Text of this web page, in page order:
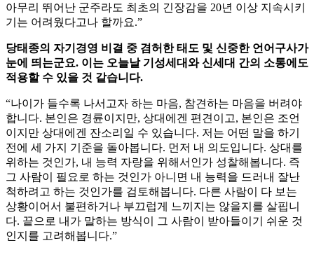
아무리 뛰어난 군주라도 최초의 긴장감을 20년 이상 지속시키
기는 어려웠다고나 할까요.”
당태종의 자기경영 비결 중 겸허한 태도 및 신중한 언어구사가
눈에 띄는군요. 이는 오늘날 기성세대와 신세대 간의 소통에도
적용할 수 있을 것 같습니다.
“나이가 들수록 나서고자 하는 마음, 참견하는 마음을 버려야
합니다. 본인은 경륜이지만, 상대에겐 편견이고, 본인은 조언
이지만 상대에겐 잔소리일 수 있습니다. 저는 어떤 말을 하기
전에 세 가지 기준을 돌아봅니다. 먼저 내 의도입니다. 상대를
위하는 것인가, 내 능력 자랑을 위해서인가 성찰해봅니다. 즉
그 사람이 필요로 하는 것인가 아니면 내 능력을 드러내 잘난
척하려고 하는 것인가를 검토해봅니다. 다른 사람이 다 보는
상황이어서 불편하거나 부끄럽게 느끼지는 않을지를 살핍니
다. 끝으로 내가 말하는 방식이 그 사람이 받아들이기 쉬운 것
인지를 고려해봅니다.”